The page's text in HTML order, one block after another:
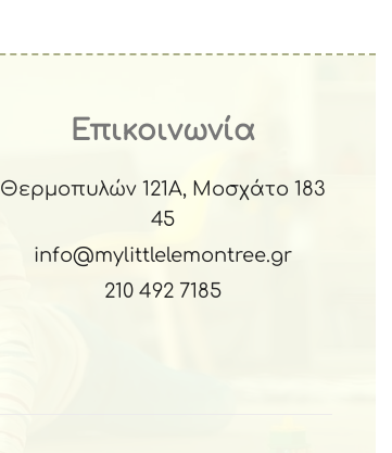
Επικοινωνία
Θερμοπυλών 121Α, Μοσχάτο 183
45
info@mylittlelemontree.gr
210 492 7185